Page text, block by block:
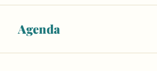
Agenda 26
RÉSERVER